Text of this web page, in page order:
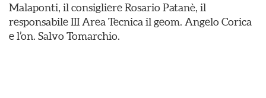
Malaponti, il consigliere Rosario Patanè, il
responsabile III Area Tecnica il geom. Angelo Corica
e l’on. Salvo Tomarchio.